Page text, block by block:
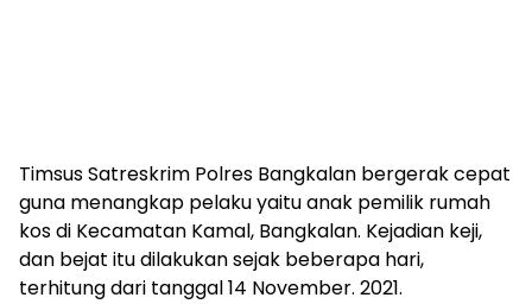
Timsus Satreskrim Polres Bangkalan bergerak cepat
guna menangkap pelaku yaitu anak pemilik rumah
kos di Kecamatan Kamal, Bangkalan. Kejadian keji,
dan bejat itu dilakukan sejak beberapa hari,
terhitung dari tanggal 14 November. 2021.